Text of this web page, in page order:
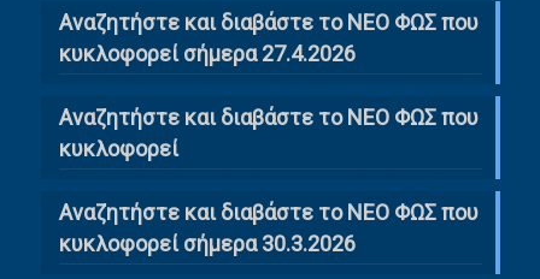
Αναζητήστε και διαβάστε το ΝΕΟ ΦΩΣ που
κυκλοφορεί σήμερα 27.4.2026
Αναζητήστε και διαβάστε το ΝΕΟ ΦΩΣ που
κυκλοφορεί
Αναζητήστε και διαβάστε το ΝΕΟ ΦΩΣ που
κυκλοφορεί σήμερα 30.3.2026